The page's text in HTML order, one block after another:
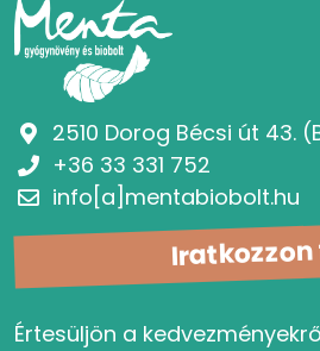
Értesüljön a
2510 Dorog Bécsi út 43.
+36 33 331 752
info[a]mentabiobolt.hu